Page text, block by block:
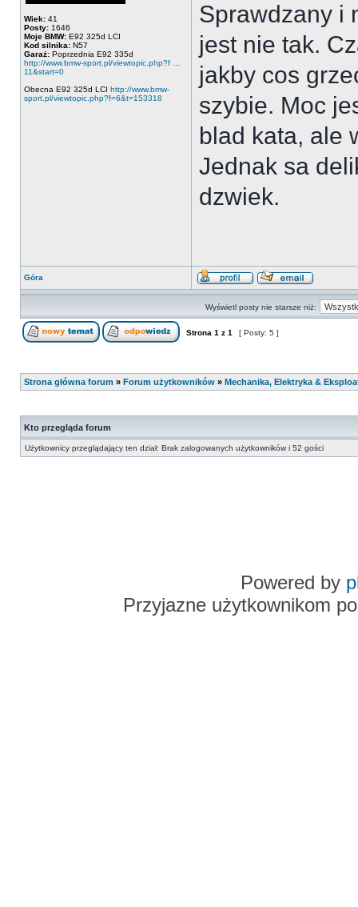
Wiek: 41
Posty: 1646
Moje BMW: E92 325d LCI
Kod silnika: N57
Garaż: Poprzednia E92 335d
http://www.bmw-sport.pl/viewtopic.php?f ...
11&start=0
Obecna E92 325d LCI http://www.bmw-
sport.pl/viewtopic.php?f=6&t=153318
Sprawdzany i
jest nie tak.
jakby cos
szybie. Moc
blad kata, ale
Jednak sa
dzwiek.
Góra
Wyświetl posty nie starsze niż:
Strona 1 z 1 [ Posty: 5 ]
Strona główna forum » Forum użytkowników » Mechanika, Elektryka &
Kto przegląda forum
Użytkownicy przeglądający ten dział: Brak zalogowanych użytkowników i 52 gości
Powered by
Przyjazne użytkownikom